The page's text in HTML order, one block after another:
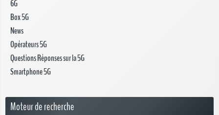
6G
Box 5G
News
Opérateurs 5G
Questions Réponses sur la 5G
Smartphone 5G
Moteur de recherche